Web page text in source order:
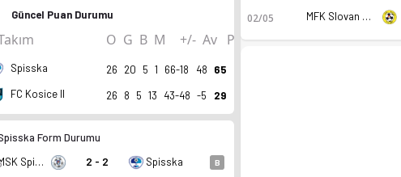
Güncel Puan Durumu
O G B M +/- Av P
Spisska 26 20 5 1 66-18 48
65
FC Kosice II 26 8 5 13 43-48 -5 29
Form Durumu
MSK Spisske Podhradie 2 - 2 Spisska B
02/05 MFK Slovan Sabinov